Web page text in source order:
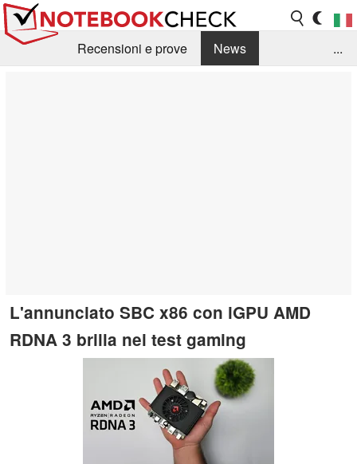
Recensioni e prove
News
...
L'annunciato SBC x86 con iGPU AMD
RDNA 3 brilla nei test gaming